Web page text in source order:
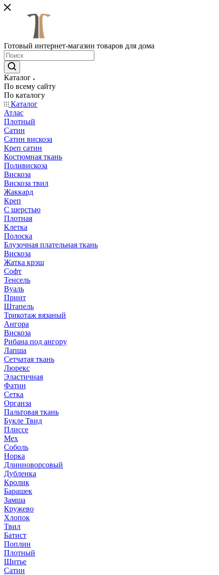
Готовый интернет-магазин товаров для дома
Каталог
По всему сайту
По каталогу
Каталог
Атлас
Плотный
Сатин
Сатин вискоза
Креп сатин
Костюмная ткань
Поливискоза
Вискоза
Вискоза твил
Жаккард
Креп
С шерстью
Плотная
Клетка
Полоска
Блузочная плательная ткань
Вискоза
Жатка крэш
Софт
Тенсель
Вуаль
Принт
Штапель
Трикотаж вязаный
Ангора
Вискоза
Рибана под ангору
Лапша
Сетчатая ткань
Люрекс
Эластичная
Фатин
Сетка
Органза
Пальтовая ткань
Букле Твид
Плиссе
Мех
Соболь
Норка
Длинноворсовый
Дубленка
Кролик
Барашек
Замша
Кружево
Хлопок
Твил
Батист
Поплин
Плотный
Шитье
Сатин